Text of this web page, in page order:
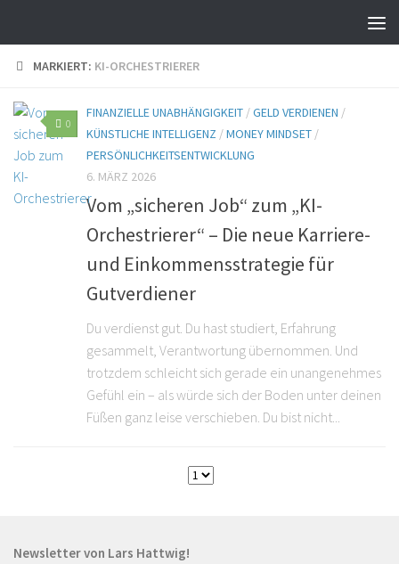
MARKIERT: KI-ORCHESTRIERER
0
FINANZIELLE UNABHÄNGIGKEIT /GELD VERDIENEN /
KÜNSTLICHE INTELLIGENZ /MONEY MINDSET /
PERSÖNLICHKEITSENTWICKLUNG
6. MÄRZ 2026
Vom „sicheren Job“ zum „KI-
Orchestrierer“ – Die neue Karriere-
und Einkommensstrategie für
Gutverdiener
Du verdienst gut. Du hast studiert, Erfahrung
gesammelt, Verantwortung übernommen. Und
trotzdem schleicht sich gerade ein unangenehmes
Gefühl ein – als würde sich der Boden unter deinen
Füßen ganz leise verschieben. Du bist nicht...
Newsletter von Lars Hattwig!